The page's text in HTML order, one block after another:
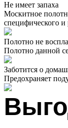
Не имеет запаха
Москитное
специфического и
Полотно не
Полотно данной
Заботится о
Предохраняет